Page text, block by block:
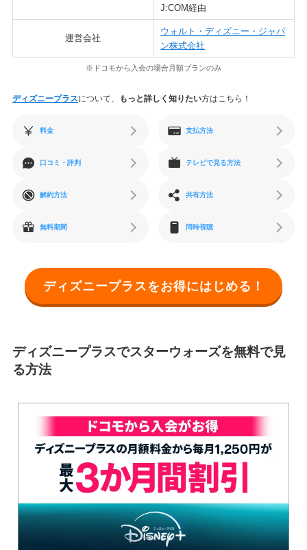
J:COM経由
運営会社
ウォルト・ディズニー・ジャパ
ン株式会社
※ドコモから入会の場合月額プランのみ
ディズニープラスについて、 もっと詳しく知りたい方はこちら！
料金 支払方法
口コミ・評判 テレビで見る方法
解約方法 共有方法
無料期間 同時視聴
ディズニープラスをお得にはじめる！
ディズニープラスでスターウォーズを無料で見
る方法